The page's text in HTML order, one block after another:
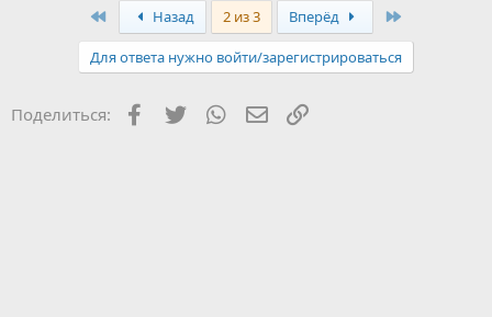
ПервыйНазад 2 из 3 Вперёд
Для ответа нужно войти/зарегистрироваться
Поделиться: Facebook
Twitter WhatsAppЭлектронная почта